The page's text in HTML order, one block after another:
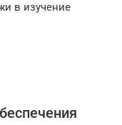
в изучение